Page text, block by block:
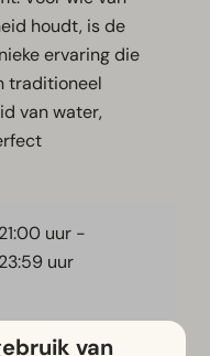
houdt, is de
ervaring die
traditioneel
van water,
uur -
uur
van